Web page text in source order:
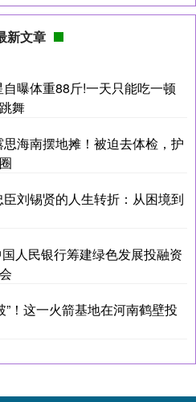
新文章
曝体重88斤!一天只能吃一顿
舞
海南摆地摊！被迫去体检，护
刘锡贤的人生转折：从困境到
人民银行筹建绿色发展投融资
”！这一火箭基地在河南鹤壁投